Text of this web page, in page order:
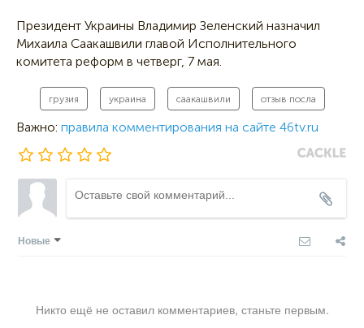
Президент Украины Владимир Зеленский назначил
Михаила Саакашвили главой Исполнительного
комитета реформ в четверг, 7 мая.
грузия украина саакашвили отзыв посла
Важно: правила комментирования на сайте 46tv.ru
Новые
Никто ещё не оставил комментариев, станьте первым.